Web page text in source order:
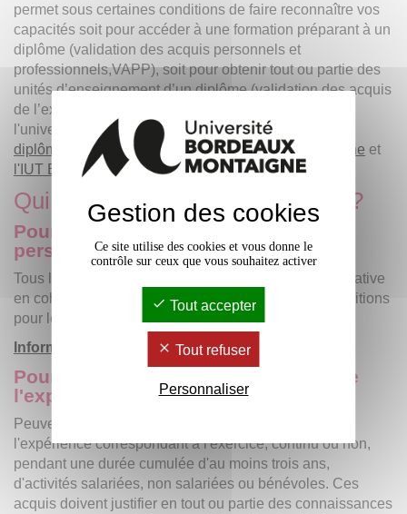
permet sous certaines conditions de faire reconnaître vos
capacités soit pour accéder à une formation préparant à un
diplôme (validation des acquis personnels et
professionnels,VAPP), soit pour obtenir tout ou partie des
unités d’enseignement d’un diplôme (validation des acquis
de l’expérience,
l'université Bordeaux Montaigne concerne
diplômes délivrés par l'Université Bordeaux Montaigne et
l'IUT Bordeaux Montaigne.
Qui peut faire valider ses acquis ?
Pour la VAPP (validation des acquis
personnels et professionnels)
Tous les candidats justifiant d'une expérience significative
en cohérence avec la formation demandée (voir conditions
pour les non-titulaires du Baccalauréat ou autres).
Informations concernant la VAP
Pour la VAE (validation des acquis de
l'expérience)
Peuvent donner lieu à validation, les acquis de
l'expérience correspondant à l'exercice, continu ou non,
pendant une durée cumulée d'au moins trois ans,
d'activités salariées, non salariées ou bénévoles. Ces
acquis doivent justifier en tout ou partie des connaissances
Gestion des cookies
Ce site utilise des cookies et vous donne le
contrôle sur ceux que vous souhaitez activer
Tout accepter
Tout refuser
Personnaliser